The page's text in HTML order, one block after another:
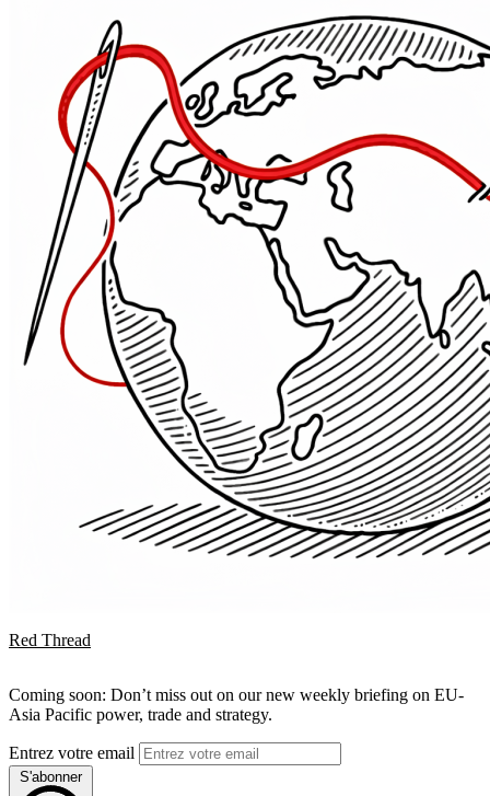
Red Thread
Coming soon: Don’t miss out on our new weekly briefing on EU-
Asia Pacific power, trade and strategy.
Entrez votre email
S'abonner